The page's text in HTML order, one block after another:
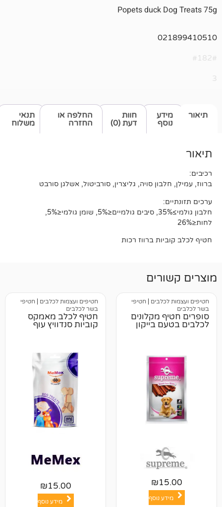
Popets duck
תנאי
משלוח
חוות
דעת (0)
החלפה או
החזרה
סויה, גליצרין, סורביטול, אשלגן סורבט
חלבון גולמי≥35%, סיבים גולמיים≤5%, שומן גולמי≤5%,
ברווז רכות
|חטיפי
מקלונים
בייקון
חטיפים ועצמות לכלבים|חטיפי
חטיף לכלב מאמקס
קוביות סנדוויץ עוף